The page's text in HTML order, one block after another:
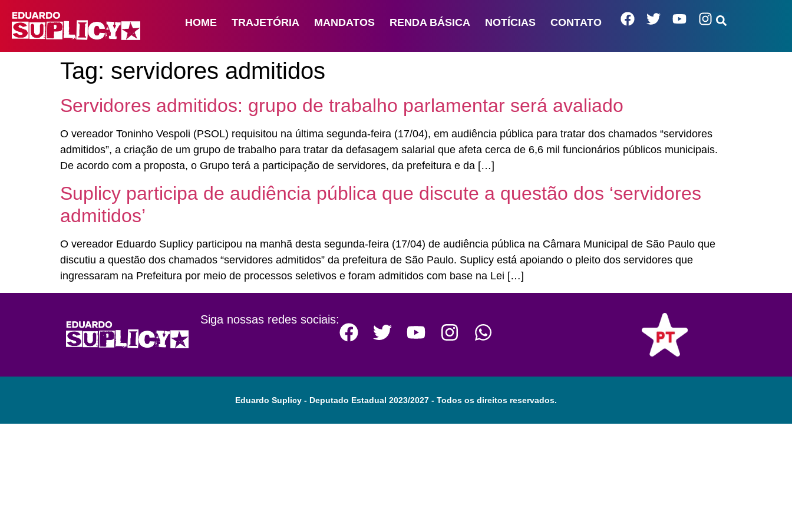
HOME TRAJETÓRIA MANDATOS RENDA BÁSICA NOTÍCIAS CONTATO
Tag: servidores admitidos
Servidores admitidos: grupo de trabalho parlamentar será avaliado
O vereador Toninho Vespoli (PSOL) requisitou na última segunda-feira (17/04), em audiência pública para tratar dos chamados “servidores
admitidos”, a criação de um grupo de trabalho para tratar da defasagem salarial que afeta cerca de 6,6 mil funcionários públicos municipais.
De acordo com a proposta, o Grupo terá a participação de servidores, da prefeitura e da […]
Suplicy participa de audiência pública que discute a questão dos ‘servidores
admitidos’
O vereador Eduardo Suplicy participou na manhã desta segunda-feira (17/04) de audiência pública na Câmara Municipal de São Paulo que
discutiu a questão dos chamados “servidores admitidos” da prefeitura de São Paulo. Suplicy está apoiando o pleito dos servidores que
ingressaram na Prefeitura por meio de processos seletivos e foram admitidos com base na Lei […]
Siga nossas redes sociais:
Eduardo Suplicy - Deputado Estadual 2023/2027 - Todos os direitos reservados.